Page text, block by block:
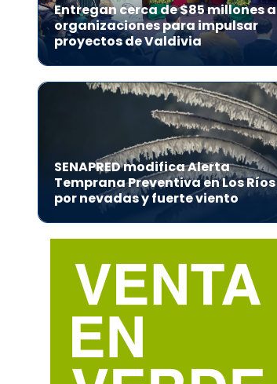
Entregan cerca de $85 millones a
organizaciones para impulsar
proyectos de Valdivia
SENAPRED modifica Alerta
Temprana Preventiva en Los Ríos
por nevadas y fuerte viento